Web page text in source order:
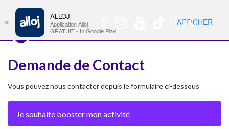
🇺🇸 Nav
Demande de Contact
Vous pouvez nous contacter depuis le formulaire ci-dessous
×
ALLOJ
Application Alloj
GRATUIT - In Google Play
AFFICHER